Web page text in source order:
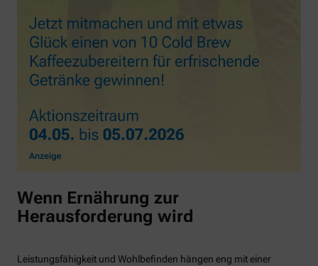
Wenn Ernährung zur
Herausforderung wird
Leistungsfähigkeit und Wohlbefinden hängen eng mit einer